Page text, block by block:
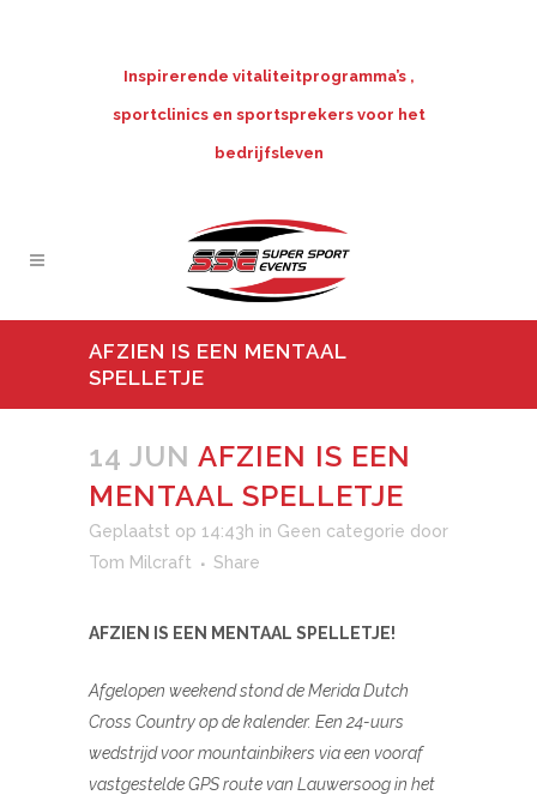
Inspirerende vitaliteitprogramma’s ,
sportclinics en sportsprekers voor het
bedrijfsleven
AFZIEN IS EEN MENTAAL
SPELLETJE
14 JUN AFZIEN IS EEN
MENTAAL SPELLETJE
Geplaatst op 14:43h in Geen categorie door
Tom Milcraft
Share
AFZIEN IS EEN MENTAAL SPELLETJE!
Afgelopen weekend stond de Merida Dutch
Cross Country op de kalender. Een 24-uurs
wedstrijd voor mountainbikers via een vooraf
vastgestelde GPS route van Lauwersoog in het